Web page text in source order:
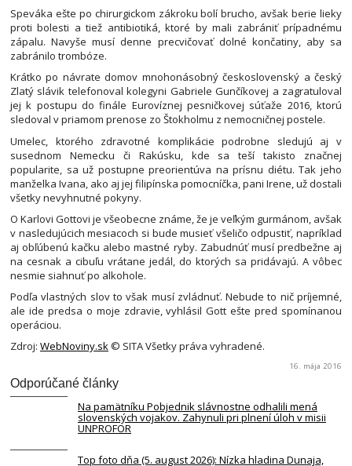
Speváka ešte po chirurgickom zákroku bolí brucho, avšak berie lieky
proti bolesti a tiež antibiotiká, ktoré by mali zabrániť prípadnému
zápalu. Navyše musí denne precvičovať dolné končatiny, aby sa
zabránilo trombóze.
Krátko po návrate domov mnohonásobný československý a český
Zlatý slávik telefonoval kolegyni Gabriele Gunčíkovej a zagratuloval
jej k postupu do finále Eurovíznej pesničkovej súťaže 2016, ktorú
sledoval v priamom prenose zo Štokholmu z nemocničnej postele.
Umelec, ktorého zdravotné komplikácie podrobne sledujú aj v
susednom Nemecku či Rakúsku, kde sa teší takisto značnej
popularite, sa už postupne preorientúva na prísnu diétu. Tak jeho
manželka Ivana, ako aj jej filipínska pomocníčka, pani Irene, už dostali
všetky nevyhnutné pokyny.
O Karlovi Gottovi je všeobecne známe, že je veľkým gurmánom, avšak
v nasledujúcich mesiacoch si bude musieť všeličo odpustiť, napríklad
aj obľúbenú kačku alebo mastné ryby. Zabudnúť musí predbežne aj
na cesnak a cibuľu vrátane jedál, do ktorých sa pridávajú. A vôbec
nesmie siahnuť po alkohole.
Podľa vlastných slov to však musí zvládnuť. Nebude to nič príjemné,
ale ide predsa o moje zdravie, vyhlásil Gott ešte pred spomínanou
operáciou.
Zdroj: WebNoviny.sk © SITA Všetky práva vyhradené.
16. mája 2016
Odporúčané články
Na pamätníku Pobjednik slávnostne odhalili mená
slovenských vojakov. Zahynuli pri plnení úloh v misii
UNPROFOR
Top foto dňa (5. august 2026): Nízka hladina Dunaja,